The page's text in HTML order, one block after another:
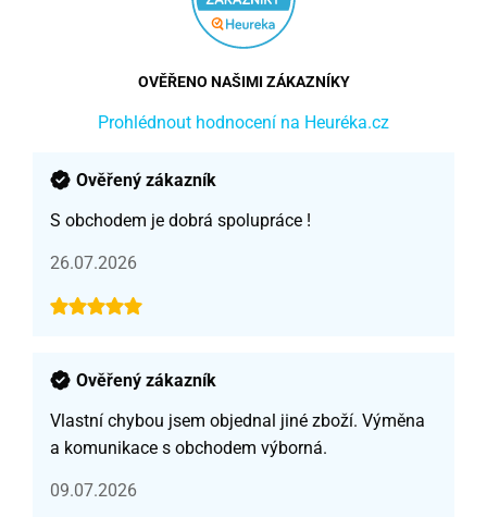
OVĚŘENO NAŠIMI ZÁKAZNÍKY
Prohlédnout hodnocení na Heuréka.cz
Ověřený zákazník
S obchodem je dobrá spolupráce !
26.07.2026
Ověřený zákazník
Vlastní chybou jsem objednal jiné zboží. Výměna
a komunikace s obchodem výborná.
09.07.2026